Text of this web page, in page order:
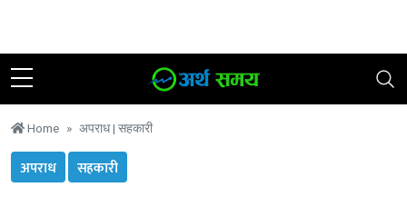
Home अपराध | सहकारी
अपराध सहकारी